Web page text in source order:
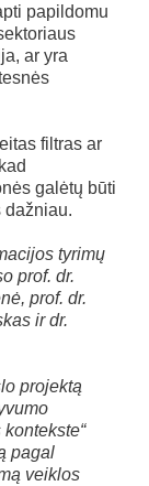
papildomu
ar yra
filtras ar
galėtų būti
dažniau.
tyrimų
prof. dr.
prof. dr.
ir dr.
projektą
pagal
veiklos